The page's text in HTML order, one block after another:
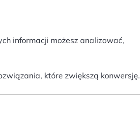
informacji możesz analizować,
które zwiększą konwersję.